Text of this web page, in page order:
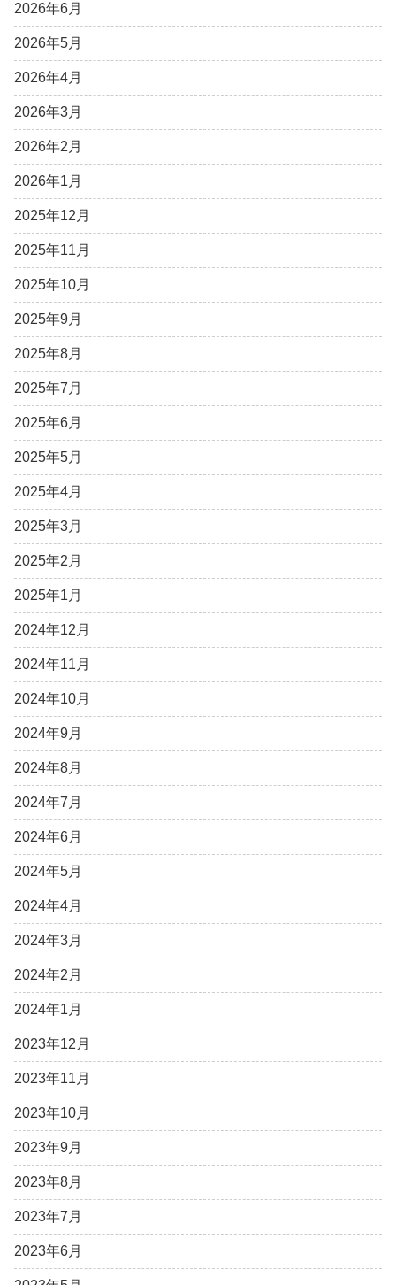
2026年6月
2026年5月
2026年4月
2026年3月
2026年2月
2026年1月
2025年12月
2025年11月
2025年10月
2025年9月
2025年8月
2025年7月
2025年6月
2025年5月
2025年4月
2025年3月
2025年2月
2025年1月
2024年12月
2024年11月
2024年10月
2024年9月
2024年8月
2024年7月
2024年6月
2024年5月
2024年4月
2024年3月
2024年2月
2024年1月
2023年12月
2023年11月
2023年10月
2023年9月
2023年8月
2023年7月
2023年6月